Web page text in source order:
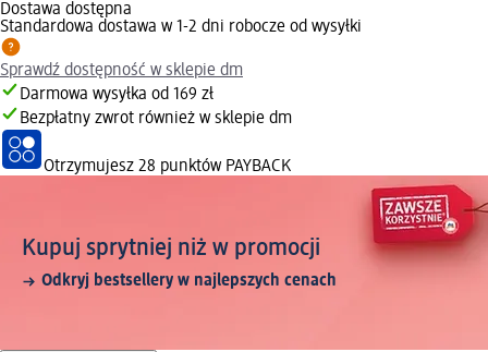
Dostawa dostępna
Standardowa dostawa w 1-2 dni robocze od wysyłki
Sprawdź dostępność w sklepie dm
Darmowa wysyłka od 169 zł
Bezpłatny zwrot również w sklepie dm
Otrzymujesz 28 punktów PAYBACK
Kupuj sprytniej niż w promocji
Odkryj bestsellery w najlepszych cenach